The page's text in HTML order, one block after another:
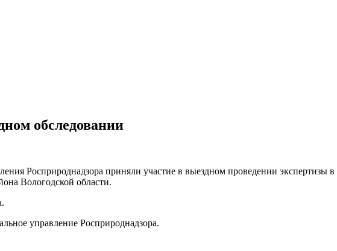
обследовании
Росприроднадзора приняли участие в выездном проведении экспертизы в
Вологодской области.
управление Росприроднадзора.